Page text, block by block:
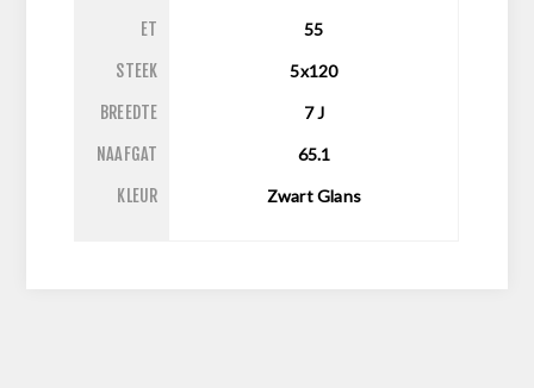
ET 55
STEEK 5x120
BREEDTE 7J
NAAFGAT 65.1
KLEUR Zwart Glans